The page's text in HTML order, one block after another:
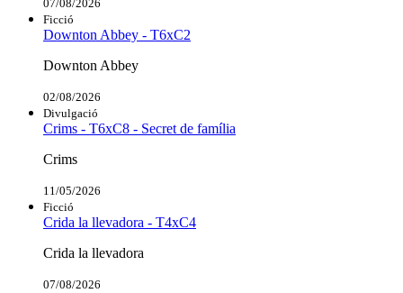
07/08/2026
Ficció
Downton Abbey - T6xC2
Downton Abbey
02/08/2026
Divulgació
Crims - T6xC8 - Secret de família
Crims
11/05/2026
Ficció
Crida la llevadora - T4xC4
Crida la llevadora
07/08/2026